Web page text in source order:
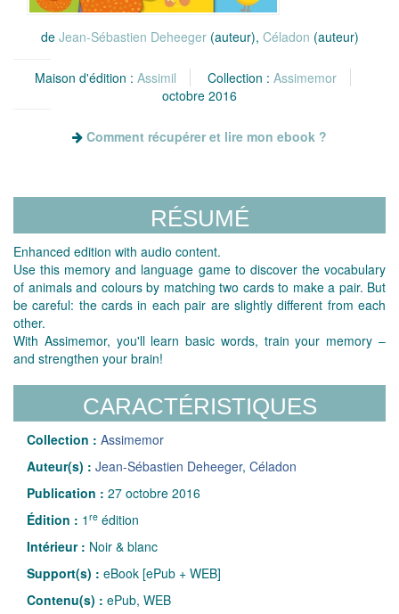
de Jean-Sébastien Deheeger(auteur), Céladon (auteur)
Maison d'édition : Assimil Collection : Assimemor
octobre 2016
Comment récupérer et lire mon ebook ?
RÉSUMÉ
Enhanced edition with audio content.
Use this memory and language game to discover the vocabulary
of animals and colours by matching two cards to make a pair. But
be careful: the cards in each pair are slightly different from each
other.
With Assimemor, you'll learn basic words, train your memory –
and strengthen your brain!
CARACTÉRISTIQUES
Collection : Assimemor
Auteur(s) : Jean-Sébastien Deheeger, Céladon
Publication : 27 octobre 2016
Édition : 1 re édition
Intérieur : Noir & blanc
Support(s) : eBook [ePub + WEB]
Contenu(s) : ePub, WEB